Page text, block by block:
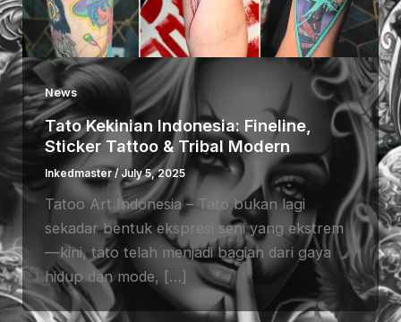
News
Tato Kekinian Indonesia: Fineline,
Sticker Tattoo & Tribal Modern
Inkedmaster/ July 5, 2025
Tatoo Art Indonesia – Tato bukan lagi
sekadar bentuk ekspresi seni yang ekstrem
—kini, tato telah menjadi bagian dari gaya
hidup dan mode, […]